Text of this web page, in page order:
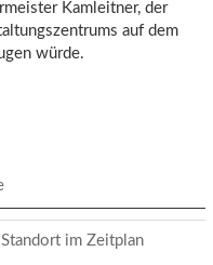
Kamleitner, der
auf dem
würde.
im Zeitplan